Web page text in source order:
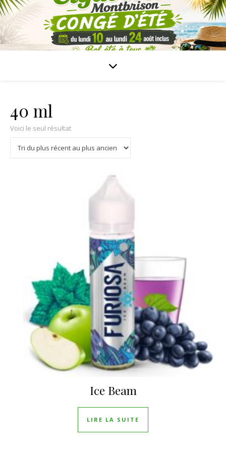
40 ml
Voici le seul résultat
Ice Beam
LIRE LA SUITE